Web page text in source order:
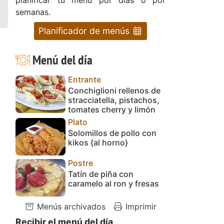
semanas.
Planificador de menús
Menú del día
Entrante
Conchiglioni rellenos de
stracciatella, pistachos,
tomates cherry y limón
Plato
Solomillos de pollo con
kikos {al horno}
Postre
Tatín de piña con
caramelo al ron y fresas
Menús archivados Imprimir
Recibir el menú del día